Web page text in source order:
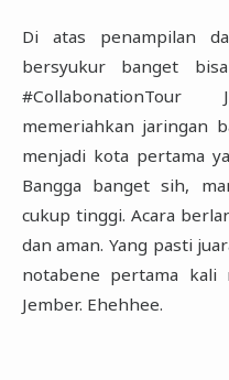
Di atas penampilan
bersyukur banget
memeriahkan jaringan
‎menjadi kota pertama
Bangga banget sih,
cukup tinggi. Acara
dan aman. Yang pasti
notabene pertama kali
Jember. Ehehhee.‎